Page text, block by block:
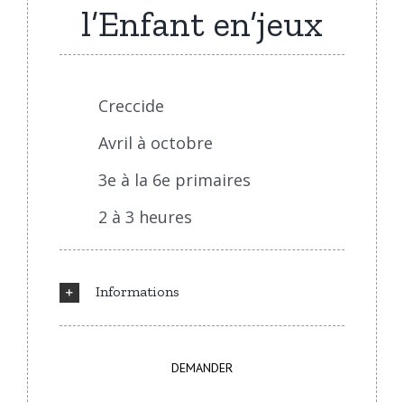
l’Enfant en’jeux
Creccide
Avril à octobre
3e à la 6e primaires
2 à 3 heures
Informations
DEMANDER